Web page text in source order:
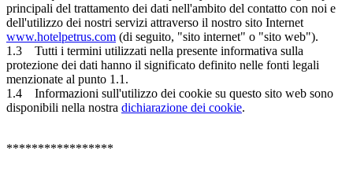
principali del trattamento dei dati nell'ambito del contatto con noi e
dell'utilizzo dei nostri servizi attraverso il nostro sito Internet
www.hotelpetrus.com (di seguito, "sito internet" o "sito web").
1.3 Tutti i termini utilizzati nella presente informativa sulla
protezione dei dati hanno il significato definito nelle fonti legali
menzionate al punto 1.1.
1.4 Informazioni sull'utilizzo dei cookie su questo sito web sono
disponibili nella nostra dichiarazione dei cookie.
*****************